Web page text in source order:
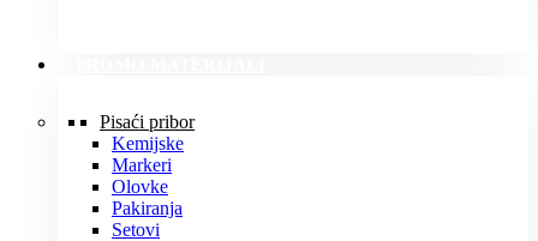
Pisaći pribor
Kemijske
Markeri
Olovke
Pakiranja
Setovi